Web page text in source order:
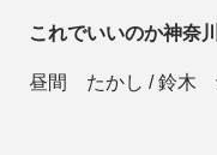
これでいいのか神奈
昼間 たかし / 鈴木